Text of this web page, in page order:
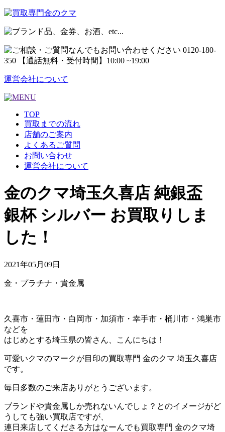
運営会社について
TOP
買取までの流れ
店舗のご案内
よくあるご質問
お問い合わせ
運営会社について
金のクマ埼玉久喜店 純銀盃
銀杯 シルバー お買取りしま
した！
2021年05月09日
金・プラチナ・貴金属
久喜市・蓮田市・白岡市・加須市・幸手市・桶川市・鴻巣市
などを
はじめとする埼玉県の皆さん、こんにちは！
可愛いクマのマークが目印の買取専門 金のクマ 埼玉久喜店
です。
毎日多数のご来店ありがとうございます。
ブランドや貴金属しか売れないんでしょ？とのイメージがど
うしても強い買取店ですが、
連日来店してくださる方はなーんでも買取専門 金のクマ埼